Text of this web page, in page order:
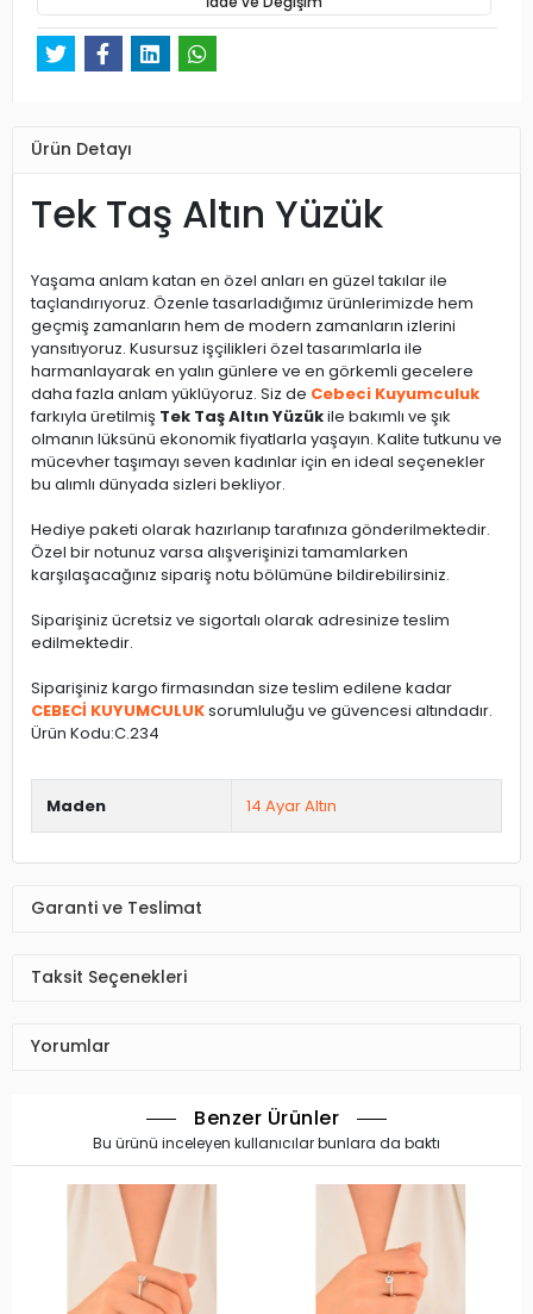
Ürün Detayı
Tek Taş Altın Yüzük
Yaşama anlam katan en özel anları en güzel takılar ile
taçlandırıyoruz. Özenle tasarladığımız ürünlerimizde hem
geçmiş zamanların hem de modern zamanların izlerini
yansıtıyoruz. Kusursuz işçilikleri özel tasarımlarla ile
harmanlayarak en yalın günlere ve en görkemli gecelere
daha fazla anlam yüklüyoruz. Siz de Cebeci Kuyumculuk
farkıyla üretilmiş Tek Taş Altın Yüzükile bakımlı ve şık
olmanın lüksünü ekonomik fiyatlarla yaşayın. Kalite tutkunu ve
mücevher taşımayı seven kadınlar için en ideal seçenekler
bu alımlı dünyada sizleri bekliyor.
Hediye paketi olarak hazırlanıp tarafınıza gönderilmektedir.
Özel bir notunuz varsa alışverişinizi tamamlarken
karşılaşacağınız sipariş notu bölümüne bildirebilirsiniz.
Siparişiniz ücretsiz ve sigortalı olarak adresinize teslim
edilmektedir.
Siparişiniz kargo firmasından size teslim edilene kadar
CEBECİ KUYUMCULUKsorumluluğu ve güvencesi altındadır.
Ürün Kodu:C.234
Maden 14 Ayar Altın
Garanti ve Teslimat
Taksit Seçenekleri
Yorumlar
Benzer Ürünler
Bu ürünü inceleyen kullanıcılar bunlara da baktı